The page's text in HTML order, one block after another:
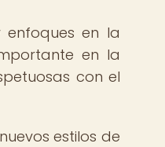
enfoques en la
en la
con el
estilos de